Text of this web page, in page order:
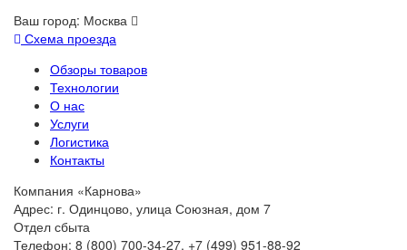
Ваш город: Москва
Схема проезда
Обзоры товаров
Технологии
О нас
Услуги
Логистика
Контакты
Компания «Карнова»
Адрес: г. Одинцово, улица Союзная, дом 7
Отдел сбыта
Телефон: 8 (800) 700-34-27, +7 (499) 951-88-92